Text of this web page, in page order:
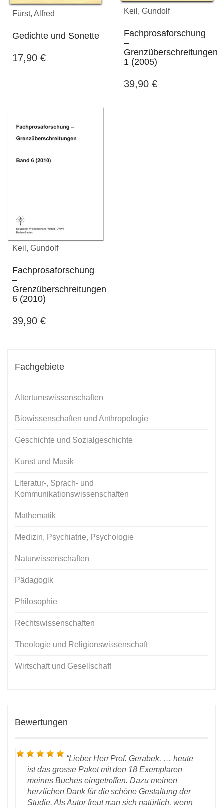
Fürst, Alfred
Gedichte und Sonette
17,90 €
Keil, Gundolf
Fachprosaforschung
–
Grenzüberschreitungen
1 (2005)
39,90 €
Keil, Gundolf
Fachprosaforschung
–
Grenzüberschreitungen
6 (2010)
39,90 €
Fachgebiete
Altertumswissenschaften
Biowissenschaften und Anthropologie
Geschichte und Sozialgeschichte
Kunst und Musik
Literatur-, Sprach- und
Kommunikationswissenschaften
Mathematik
Medizin, Psychiatrie, Psychologie
Naturwissenschaften
Pädagogik
Philosophie
Rechtswissenschaften
Theologie und Religionswissenschaft
Wirtschaft und Gesellschaft
Bewertungen
Lieber Herr Prof. Gerabek, … heute
ist das grosse Paket mit den 18 Exemplaren
meines Buches eingetroffen. Dazu meinen
herzlichen Dank für die schöne Gestaltung der
Studie. Als Autor freut man sich natürlich, wenn